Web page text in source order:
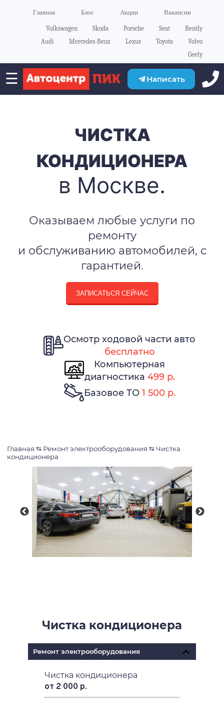
Главная Блог Акции Вакансии
Volkswagen Skoda Porsche Seat
Bently
Audi
Mercedes-Benz Lexus Toyota
Volvo
Geely
☰ Написать
ЧИСТКА
КОНДИЦИОНЕРА
в Москве.
Оказываем любые услуги по
ремонту
и обслуживанию автомобилей, с
гарантией.
ЗАПИСАТЬСЯ СЕЙЧАС
Осмотр ходовой части авто
бесплатно
Компьютерная
диагностика 499 р.
Базовое ТО 1 500 р.
Главная ⇆ Ремонт электрооборудования ⇆ Чистка
кондиционера
Чистка кондиционера
Ремонт электрооборудования
Чистка кондиционера
от 2 000 р.